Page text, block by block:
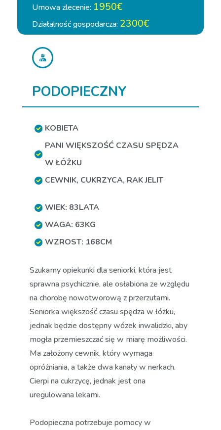
Umowa zlecenie: 1950€
Działalność gospodarcza: 2300€
PODOPIECZNY
KOBIETA
PANI WIĘKSZOŚĆ CZASU SPĘDZA
W ŁÓŻKU
CEWNIK, CUKRZYCA, RAK JELIT
WIEK: 83LATA
WAGA: 63KG
WZROST: 168CM
Szukamy opiekunki dla seniorki, która jest
sprawna psychicznie, ale osłabiona ze względu
na chorobę nowotworową z przerzutami.
Seniorka większość czasu spędza w łóżku,
jednak będzie dostępny wózek inwalidzki, aby
mogła przemieszczać się w miarę możliwości.
Ma założony cewnik, który wymaga
opróżniania, a także dwa kanały w nerkach.
Cierpi na cukrzycę, jednak jest ona
uregulowana lekami.
Podopieczna potrzebuje pomocy w